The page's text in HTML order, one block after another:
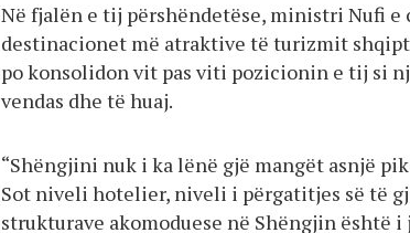
Në fjalën e tij përshëndetëse, ministri Nufi
destinacionet më atraktive të turizmit
po konsolidon vit pas viti pozicionin e tij si
vendas dhe të huaj.
“Shëngjini nuk i ka lënë gjë mangët asnjë
Sot niveli hotelier, niveli i përgatitjes së të
strukturave akomoduese në Shëngjin është